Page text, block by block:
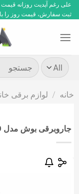
Skip
to
علی رغم آپدیت روزانه قیمت
ثبت سفارش، قیمت روز را با
جستجو
برای:
خانه / لوازم برقی
جاروبرقی بوش مدل BGLS48GOLD